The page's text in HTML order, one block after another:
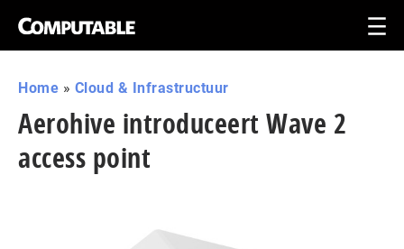
Home » Cloud & Infrastructuur
Aerohive introduceert Wave 2
access point